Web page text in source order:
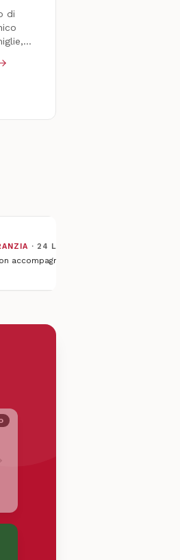
di
2026
l’allarme di Scaramelli, ‘a rischio i